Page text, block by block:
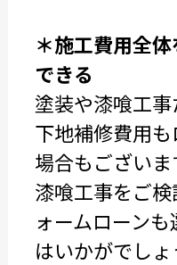
＊施工費用全
できる
塗装や漆喰工
下地補修費用
場合もございま
漆喰工事をご
ォームローン
はいかがでしょ